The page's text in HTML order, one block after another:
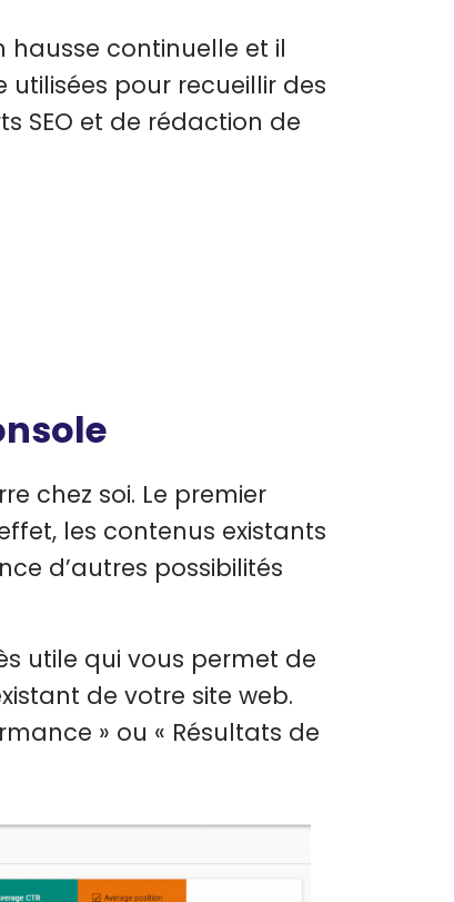
continuelle et il
pour recueillir des
SEO et de rédaction de
chez soi. Le premier
les contenus existants
d’autres possibilités
utile qui vous permet de
de votre site web.
» ou « Résultats de